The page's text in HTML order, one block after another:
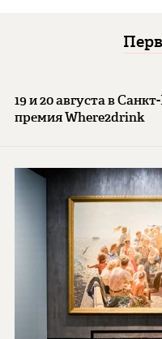
19 и 20 августа в
премия Where2drink